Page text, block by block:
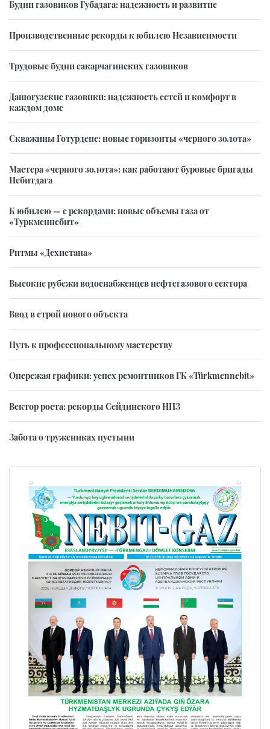
Будни газовиков Губадага: надежность и развитие
Производственные рекорды к юбилею Независимости
Трудовые будни сакарчагинских газовиков
Дашогузские газовики: надежность сетей и комфорт в
каждом доме
Скважины Готурдепе: новые горизонты «черного золота»
Мастера «черного золота»: как работают буровые бригады
Небитдага
К юбилею — с рекордами: новые объемы газа от
«Туркменнебит»
Ритмы «Дехистана»
Высокие рубежи водоснабженцев нефтегазового сектора
Ввод в строй нового объекта
Путь к профессиональному мастерству
Опережая графики: успех ремонтников ГК «Türkmennebit»
Вектор роста: рекорды Сейдинского НПЗ
Забота о тружениках пустыни